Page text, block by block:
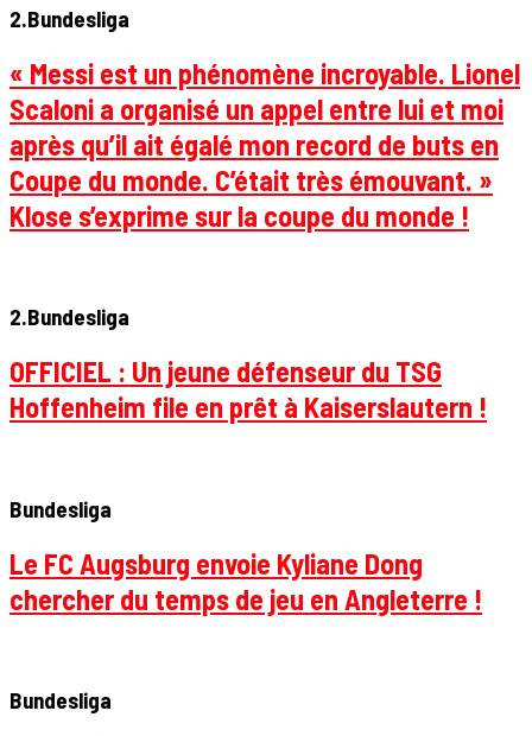
2.Bundesliga
« Messi est un phénomène incroyable. Lionel
Scaloni a organisé un appel entre lui et moi
après qu’il ait égalé mon record de buts en
Coupe du monde. C’était très émouvant. »
Klose s’exprime sur la coupe du monde !
2.Bundesliga
OFFICIEL : Un jeune défenseur du TSG
Hoffenheim file en prêt à Kaiserslautern !
Bundesliga
Le FC Augsburg envoie Kyliane Dong
chercher du temps de jeu en Angleterre !
Bundesliga